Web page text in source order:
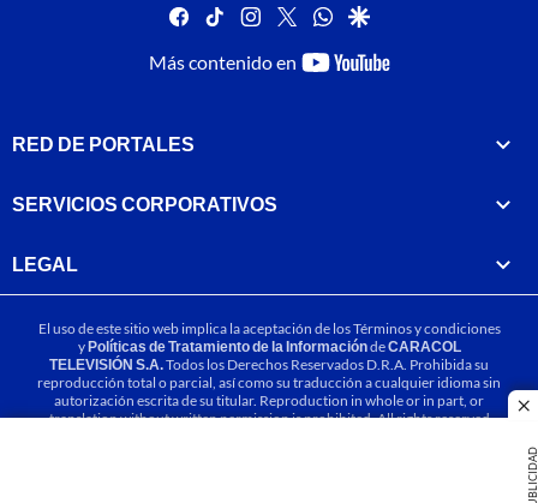
PUBLICIDAD
facebook
tiktok instagram
twitterwhatsapp
google
Más contenido en
youtube-
RED DE PORTALES
SERVICIOS CORPORATIVOS
LEGAL
El uso de este sitio web implica la aceptación de losTérminos y condiciones
yPolíticas de Tratamiento de la InformacióndeCARACOL
TELEVISIÓN S.A.Todos los Derechos Reservados D.R.A. Prohibida su
reproducción total o parcial, así como su traducción a cualquier idioma sin
autorización escrita de su titular. Reproduction in whole or in part, or
translation without written permission is prohibited. All rights reserved